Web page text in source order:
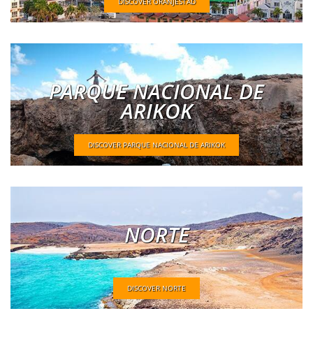
PARQUE NACIONAL DE
ARIKOK
DISCOVER PARQUE NACIONAL DE ARIKOK
NORTE
DISCOVER NORTE